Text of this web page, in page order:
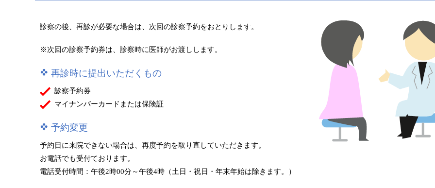
診察の後、再診が必要な場合は、次回の診察予約をおとりします。
※次回の診察予約券は、診察時に医師がお渡しします。
再診時に提出いただくもの
診察予約券
マイナンバーカードまたは保険証
予約変更
予約日に来院できない場合は、再度予約を取り直していただきます。
お電話でも受付ております。
電話受付時間：午後2時00分～午後4時（土日・祝日・年末年始は除きます。）